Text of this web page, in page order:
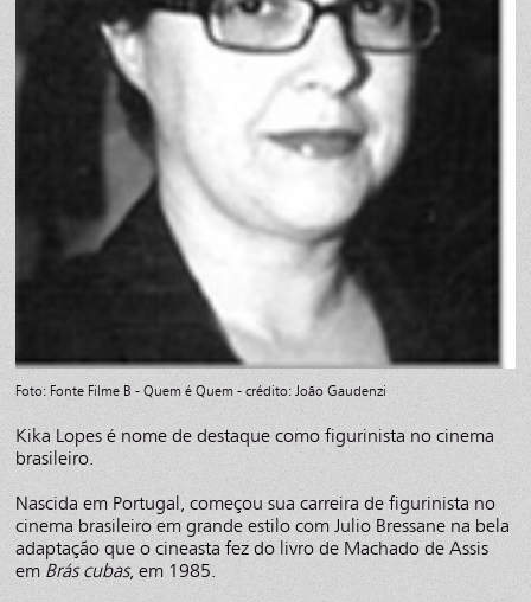
Foto: Fonte Filme B - Quem é Quem - crédito: João Gaudenzi
Kika Lopes é nome de destaque como figurinista no cinema
brasileiro.
Nascida em Portugal, começou sua carreira de figurinista no
cinema brasileiro em grande estilo com Julio Bressane na bela
adaptação que o cineasta fez do livro de Machado de Assis
em Brás cubas, em 1985.